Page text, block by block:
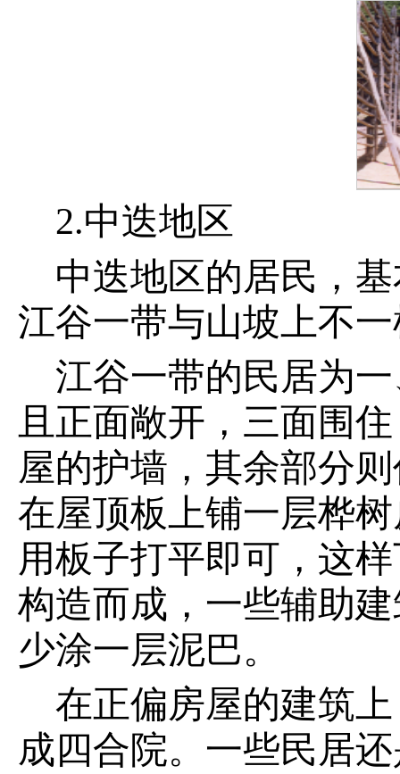
2.中迭地区
中迭地区的居民，
江谷一带与山坡上不
江谷一带的民居为
且正面敞开，三面围
屋的护墙，其余部分
在屋顶板上铺一层桦
用板子打平即可，这
构造而成，一些辅助
少涂一层泥巴。
在正偏房屋的建筑
成四合院。一些民居